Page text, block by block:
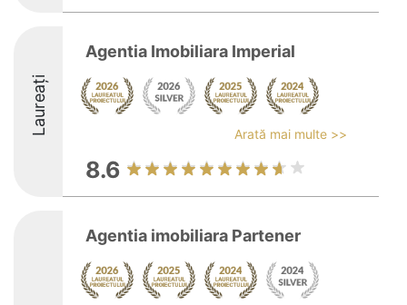
Laureați
Agentia Imobiliara Imperial
Arată mai multe >>
8.6
Agentia imobiliara Partener